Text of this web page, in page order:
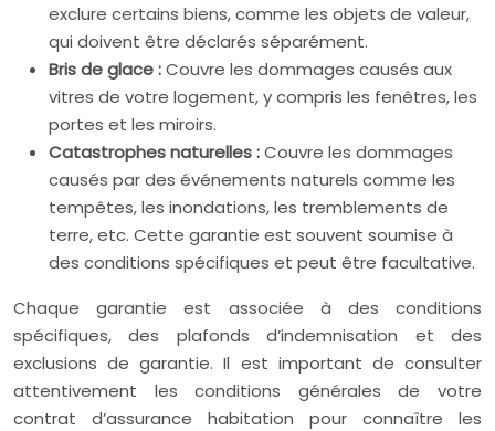
exclure certains biens, comme les objets de valeur,
qui doivent être déclarés séparément.
Bris de glace :Couvre les dommages causés aux
vitres de votre logement, y compris les fenêtres, les
portes et les miroirs.
Catastrophes naturelles :Couvre les dommages
causés par des événements naturels comme les
tempêtes, les inondations, les tremblements de
terre, etc. Cette garantie est souvent soumise à
des conditions spécifiques et peut être facultative.
Chaque garantie est associée à des conditions
spécifiques, des plafonds d’indemnisation et des
exclusions de garantie. Il est important de consulter
attentivement les conditions générales de votre
contrat d’assurance habitation pour connaître les